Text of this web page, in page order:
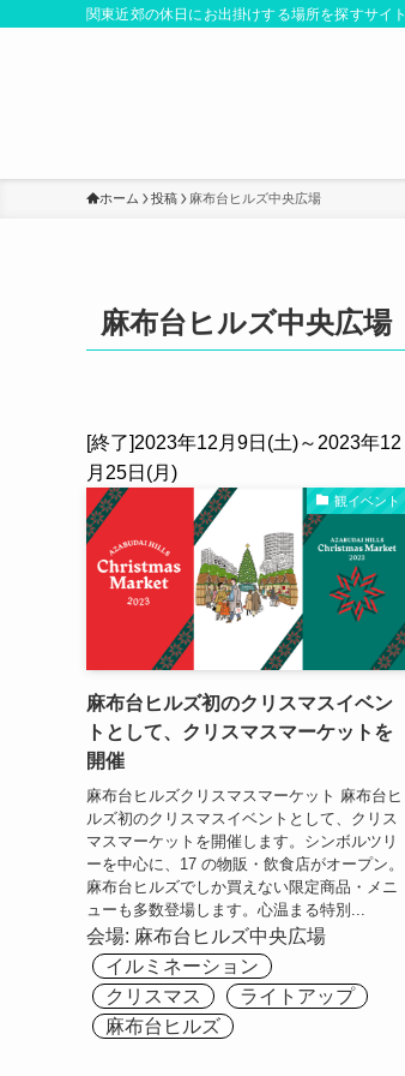
関東近郊の休日にお出掛けする場所を探すサイト
ホーム 投稿 麻布台ヒルズ中央広場
麻布台ヒルズ中央広場
[終了]2023年12月9日(土)～2023年12
月25日(月)
観イベント
麻布台ヒルズ初のクリスマスイベン
トとして、クリスマスマーケットを
開催
麻布台ヒルズクリスマスマーケット 麻布台ヒ
ルズ初のクリスマスイベントとして、クリス
マスマーケットを開催します。シンボルツリ
ーを中心に、17 の物販・飲食店がオープン。
麻布台ヒルズでしか買えない限定商品・メニ
ューも多数登場します。心温まる特別...
会場: 麻布台ヒルズ中央広場
イルミネーション
クリスマス
ライトアップ
麻布台ヒルズ